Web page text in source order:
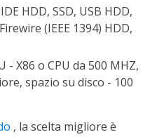
HDD, SSD, USB HDD,
(IEEE 1394) HDD,
- X86 o CPU da 500 MHZ,
spazio su disco - 100
, la scelta migliore è